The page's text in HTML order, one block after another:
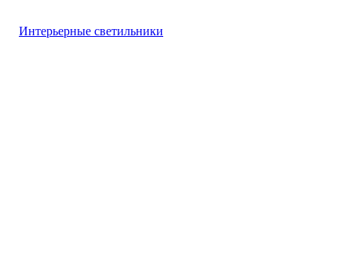
Интерьерные светильники